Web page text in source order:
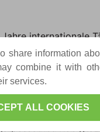
share information
combine it with
services.
ALL COOKIES
internationale
Das
durch die
für
in der